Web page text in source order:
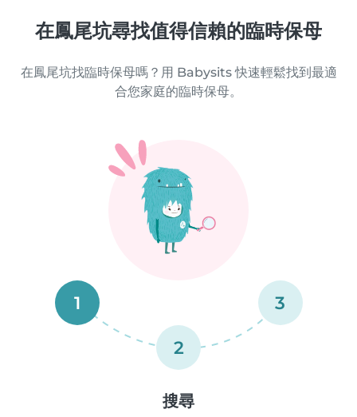
在鳳尾坑尋找值得信賴的臨時保母
在鳳尾坑找臨時保母嗎？用 Babysits 快速輕鬆找到最適
合您家庭的臨時保母。
1
2
3
搜尋